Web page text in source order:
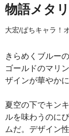
物語メタ
大宏/ぱちキャラ！
きらめくブルー
ゴールドのマリ
ザインが華やか
夏空の下でキン
ルを味わうのに
ムだ。デザイン